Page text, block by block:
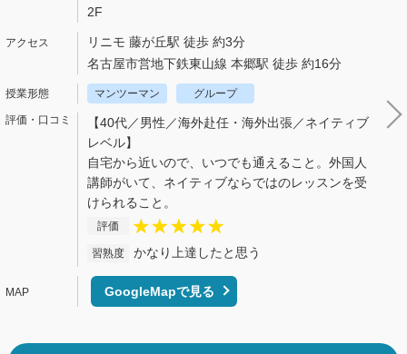
2F
リニモ 藤が丘駅 徒歩 約3分
名古屋市営地下鉄東山線 本郷駅 徒歩 約16分
マンツーマン グループ
【40代／男性／海外赴任・海外出張／ネイティブ
レベル】
自宅から近いので、いつでも通えること。外国人
講師がいて、ネイティブならではのレッスンを受
けられること。
評価
習熟度 かなり上達したと思う
GoogleMapで見る